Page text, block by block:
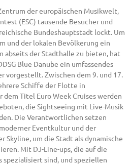
der europäischen Musikwelt,
(ESC) tausende Besucher und
Bundeshauptstadt lockt. Um
und der lokalen Bevölkerung ein
abseits der Stadthalle zu bieten, hat
Blue Danube ein umfassendes
vorgestellt. Zwischen dem 9. und 17.
Schiffe der Flotte in
Titel Euro Week Cruises werden
die Sightseeing mit Live-Musik
Die Verantwortlichen setzen
Eventkultur und der
Skyline, um die Stadt als dynamische
Mit DJ-Line-ups, die auf die
spezialisiert sind, und speziellen